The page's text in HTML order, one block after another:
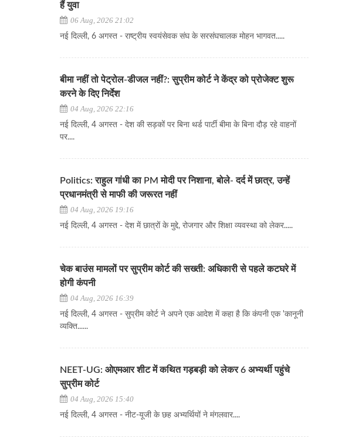
हैं युवा
06 Aug, 2026 21:02
नई दिल्ली, 6 अगस्त - राष्ट्रीय स्वयंसेवक संघ के सरसंघचालक मोहन भागवत.....
बीमा नहीं तो पेट्रोल-डीजल नहीं?: सुप्रीम कोर्ट ने केंद्र को प्रोजेक्ट शुरू
करने के दिए निर्देश
04 Aug, 2026 22:16
नई दिल्ली, 4 अगस्त - देश की सड़कों पर बिना थर्ड पार्टी बीमा के बिना दौड़ रहे वाहनों
पर....
Politics: राहुल गांधी का PM मोदी पर निशाना, बोले- दर्द में छात्र, उन्हें
प्रधानमंत्री से माफी की जरूरत नहीं
04 Aug, 2026 19:16
नई दिल्ली, 4 अगस्त - देश में छात्रों के मुद्दे, रोजगार और शिक्षा व्यवस्था को लेकर.....
चेक बाउंस मामलों पर सुप्रीम कोर्ट की सख्ती: अधिकारी से पहले कटघरे में
होगी कंपनी
04 Aug, 2026 16:39
नई दिल्ली, 4 अगस्त - सुप्रीम कोर्ट ने अपने एक आदेश में कहा है कि कंपनी एक 'कानूनी
व्यक्ति......
NEET-UG: ओएमआर शीट में कथित गड़बड़ी को लेकर 6 अभ्यर्थी पहुंचे
सुप्रीम कोर्ट
04 Aug, 2026 15:40
नई दिल्ली, 4 अगस्त - नीट-यूजी के छह अभ्यर्थियों ने मंगलवार....